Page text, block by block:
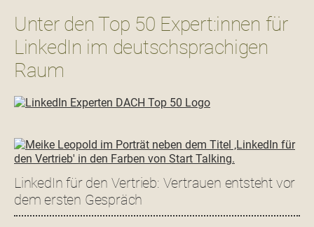
Unter den Top 50 Expert:innen für
LinkedIn im deutschsprachigen
Raum
LinkedIn für den Vertrieb: Vertrauen entsteht vor
dem ersten Gespräch